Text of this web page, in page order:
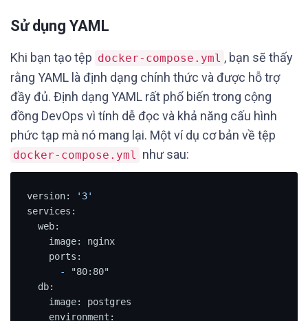
Sử dụng YAML
Khi bạn tạo tệp docker-compose.yml , bạn sẽ thấy
rằng YAML là định dạng chính thức và được hỗ trợ
đầy đủ. Định dạng YAML rất phổ biến trong cộng
đồng DevOps vì tính dễ đọc và khả năng cấu hình
phức tạp mà nó mang lại. Một ví dụ cơ bản về tệp
docker-compose.yml như sau:
version:
'3'
services:
- "80:80"